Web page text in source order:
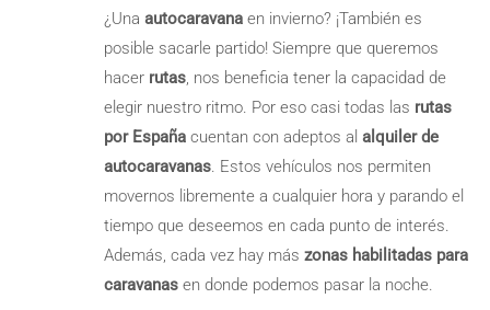
¿Una autocaravana en invierno? ¡También es
posible sacarle partido! Siempre que queremos
hacer rutas, nos beneficia tener la capacidad de
elegir nuestro ritmo. Por eso casi todas las rutas
por España cuentan con adeptos al alquiler de
autocaravanas. Estos vehículos nos permiten
movernos libremente a cualquier hora y parando el
tiempo que deseemos en cada punto de interés.
Además, cada vez hay más zonas habilitadas para
caravanas en donde podemos pasar la noche.